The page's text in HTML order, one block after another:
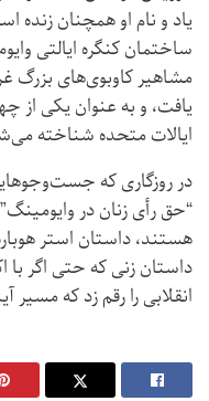
یاد و نام او همچنان
ساختمان کنگره ایالتی
مشاهیر کاوبوی‌های بزرگ
یافت، و به عنوان یکی از
ایالات متحده شناخته
در روزگاری که
“حق رأی زنان در
هستند، داستان استر
داستان زنی که حتی اگر با
انقلابی را رقم زد که مسیر